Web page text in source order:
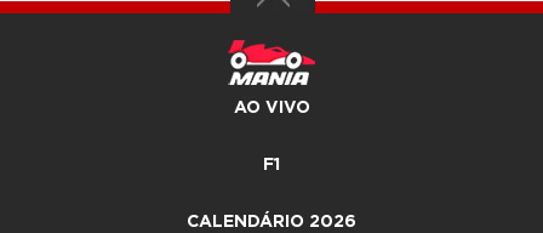
AO VIVO
F1
CALENDÁRIO 2026